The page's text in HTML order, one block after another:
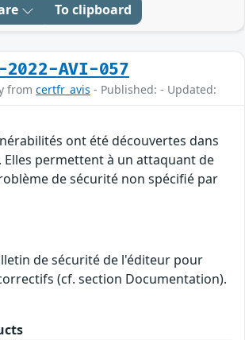
To clipboard
2022-AVI-057
from certfr_avis - Published: - Updated:
ont été découvertes dans
Elles permettent à un attaquant de
de sécurité non spécifié par
de sécurité de l'éditeur pour
(cf. section Documentation).